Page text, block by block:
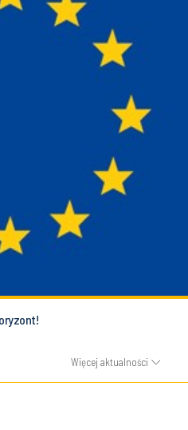
Więcej aktualności